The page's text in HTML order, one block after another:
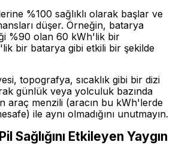
%100 sağlıklı olarak başlar ve
düşer. Örneğin, batarya
%90 olan 60 kWh'lik bir
bir batarya gibi etkili bir şekilde
topografya, sıcaklık gibi bir dizi
günlük veya yolculuk bazında
araç menzili (aracın bu kWh'lerde
ile aynı olmadığını unutmayın.
Sağlığını Etkileyen Yaygın